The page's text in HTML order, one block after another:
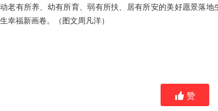
动老有所养、幼有所育、弱有所扶、居有所安的美好愿景落地
生幸福新画卷。（图文周凡洋）
赞